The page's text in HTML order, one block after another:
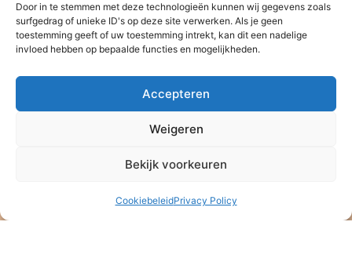
Door in te stemmen met deze technologieën kunnen wij gegevens zoals
surfgedrag of unieke ID's op deze site verwerken. Als je geen
toestemming geeft of uw toestemming intrekt, kan dit een nadelige
invloed hebben op bepaalde functies en mogelijkheden.
Accepteren
Weigeren
Bekijk voorkeuren
CookiebeleidPrivacy Policy
Stichting Baan Phak Phing
ANBI – Algemeen Nut Beogende Instelling